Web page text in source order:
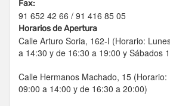
Fax:
91 652 42 66 / 91 416 85 05
Horarios de Apertura
Calle Arturo Soria, 162-I (Horario:
a 14:30 y de 16:30 a 19:00 y Sábados
Calle Hermanos Machado, 15
09:00 a 14:00 y de 16:30 a 20:00)